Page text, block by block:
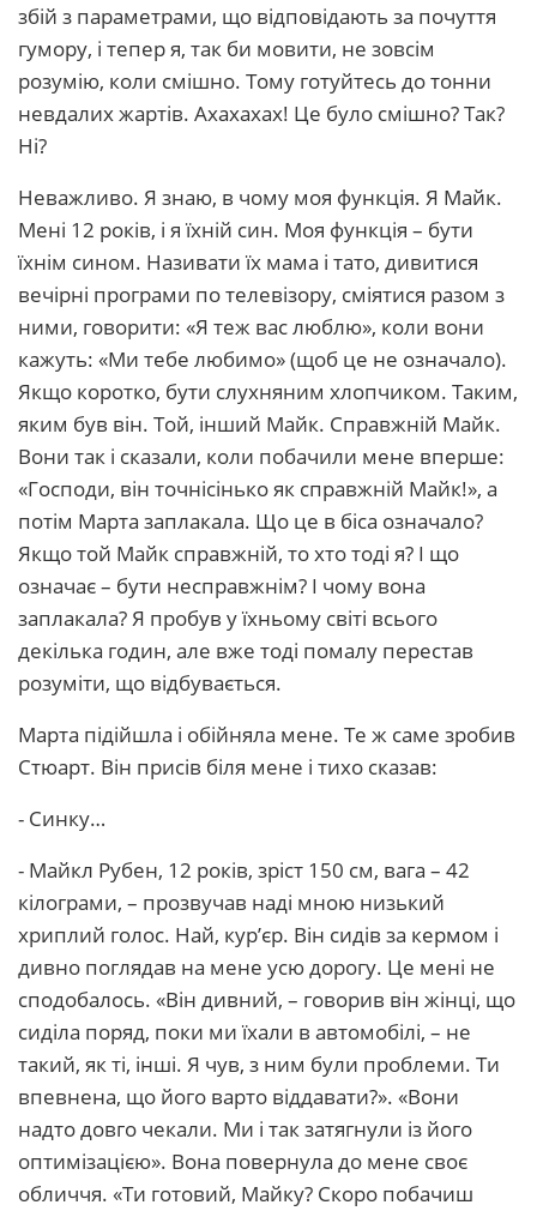
збій з параметрами, що відповідають за почуття
гумору, і тепер я, так би мовити, не зовсім
розумію, коли смішно. Тому готуйтесь до тонни
невдалих жартів. Ахахахах! Це було смішно? Так?
Ні?
Неважливо. Я знаю, в чому моя функція. Я Майк.
Мені 12 років, і я їхній син. Моя функція – бути
їхнім сином. Називати їх мама і тато, дивитися
вечірні програми по телевізору, сміятися разом з
ними, говорити: «Я теж вас люблю», коли вони
кажуть: «Ми тебе любимо» (щоб це не означало).
Якщо коротко, бути слухняним хлопчиком. Таким,
яким був він. Той, інший Майк. Справжній Майк.
Вони так і сказали, коли побачили мене вперше:
«Господи, він точнісінько як справжній Майк!», а
потім Марта заплакала. Що це в біса означало?
Якщо той Майк справжній, то хто тоді я? І що
означає – бути несправжнім? І чому вона
заплакала? Я пробув у їхньому світі всього
декілька годин, але вже тоді помалу перестав
розуміти, що відбувається.
Марта підійшла і обійняла мене. Те ж саме зробив
Стюарт. Він присів біля мене і тихо сказав:
- Синку…
- Майкл Рубен, 12 років, зріст 150 см, вага – 42
кілограми, – прозвучав наді мною низький
хриплий голос. Най, кур’єр. Він сидів за кермом і
дивно поглядав на мене усю дорогу. Це мені не
сподобалось. «Він дивний, – говорив він жінці, що
сиділа поряд, поки ми їхали в автомобілі, – не
такий, як ті, інші. Я чув, з ним були проблеми. Ти
впевнена, що його варто віддавати?». «Вони
надто довго чекали. Ми і так затягнули із його
оптимізацією». Вона повернула до мене своє
обличчя. «Ти готовий, Майку? Скоро побачиш